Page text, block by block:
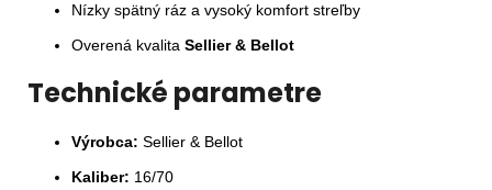
Nízky spätný ráz a vysoký komfort streľby
Overená kvalita Sellier & Bellot
Technické parametre
Výrobca: Sellier & Bellot
Kaliber: 16/70